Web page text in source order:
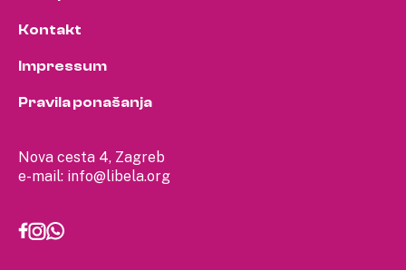
Nova cesta 4, Zagreb
e-mail: info@libela.org
Kontakt
Impressum
Pravila ponašanja